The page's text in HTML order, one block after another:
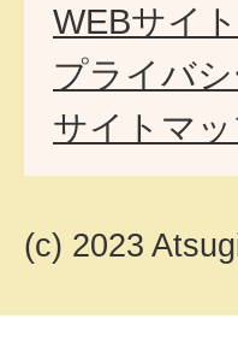
WEBサイ
プライバ
サイトマ
(c) 2023